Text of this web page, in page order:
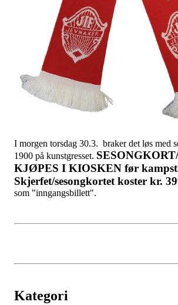
I morgen torsdag 30.3. braker det løs med
1900 på kunstgresset.
KJØPES I KIOSKEN før
Skjerfet/sesongkortet koster kr.
som "inngangsbillett".
Kategori